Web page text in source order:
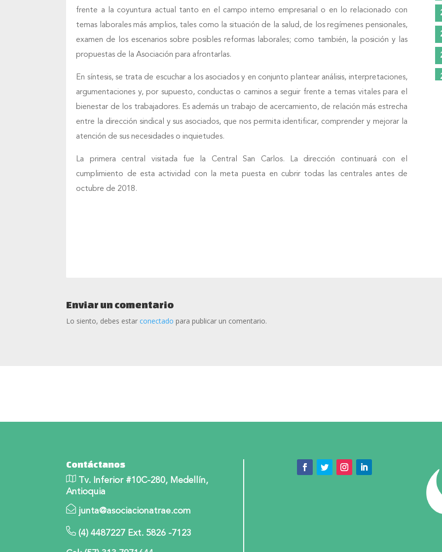
frente a la coyuntura actual tanto en el campo interno empresarial o en lo relacionado con
temas laborales más amplios, tales como la situación de la salud, de los regímenes pensionales,
examen de los escenarios sobre posibles reformas laborales; como también, la posición y las
propuestas de la Asociación para afrontarlas.
En síntesis, se trata de escuchar a los asociados y en conjunto plantear análisis, interpretaciones,
argumentaciones y, por supuesto, conductas o caminos a seguir frente a temas vitales para el
bienestar de los trabajadores. Es además un trabajo de acercamiento, de relación más estrecha
entre la dirección sindical y sus asociados, que nos permita identificar, comprender y mejorar la
atención de sus necesidades o inquietudes.
La primera central visitada fue la Central San Carlos. La dirección continuará con el
cumplimiento de esta actividad con la meta puesta en cubrir todas las centrales antes de
octubre de 2018.
Enviar un comentario
Lo siento, debes estarconectado para publicar un comentario.
Contáctanos
Tv. Inferior #10C-280, Medellín,
Antioquia
junta@asociacionatrae.com
(4) 4487227 Ext. 5826 -7123